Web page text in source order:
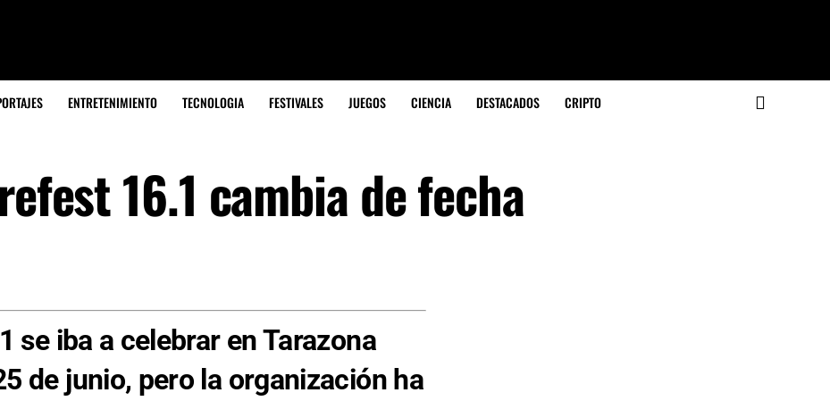
ENTRETENIMIENTO TECNOLOGIA FESTIVALES JUEGOS CIENCIA DESTACADOS CRIPTO
16.1 cambia de fecha
se iba a celebrar en Tarazona
de junio, pero la organización ha